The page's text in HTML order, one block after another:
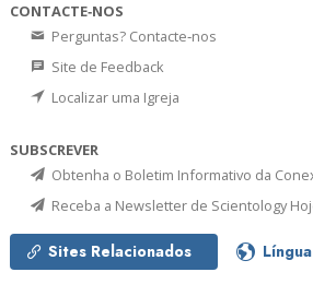
CONTACTE‑NOS
Perguntas? Contacte‑nos
Site de Feedback
Localizar uma Igreja
SUBSCREVER
Obtenha o Boletim Informativo da
Receba a Newsletter de Scientology
Sites Relacionados Língua